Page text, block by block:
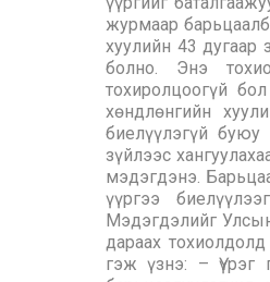
журмаар
хуулийн 43 дугаар
болно. Энэ
тохиролцоогүй
хөндлөнгийн
биелүүлэгүй буюу
зүйлээс
мэдэгдэнэ.
үүргээ
Мэдэгдэлийг
дараах
гэж үзнэ: – Үүрэг